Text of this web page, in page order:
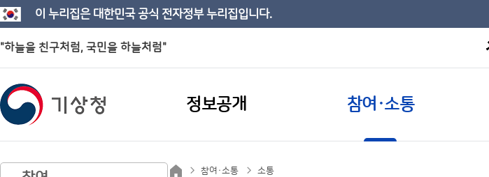
이 누리집은 대한민국 공식 전자정부 누리집입니다.
"하늘을 친구처럼, 국민을 하늘처럼"
정보공개 참여·소통
참여·소통 소통